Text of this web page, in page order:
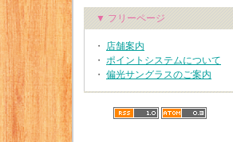
▼ フリーページ
・ 店舗案内
・ ポイントシステムについて
・ 偏光サングラスのご案内